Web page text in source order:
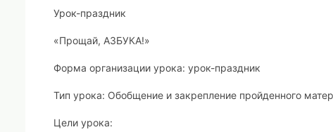
Урок-праздник
«Прощай, АЗБУКА!»
Форма организации урока: урок-праздник
Тип урока: Обобщение и закрепление пройденного
Цели урока: